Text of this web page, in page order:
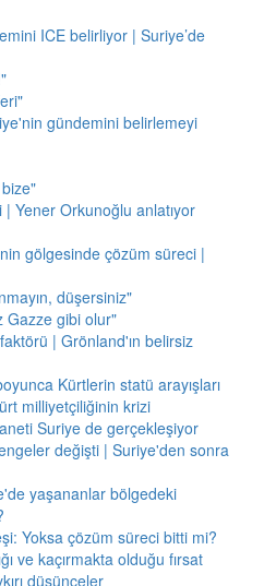
ICE belirliyor | Suriye’de
gündemini belirlemeyi
Yener Orkunoğlu anlatıyor
gölgesinde çözüm süreci |
düşersiniz"
Gazze gibi olur"
| Grönland'ın belirsiz
Kürtlerin statü arayışları
milliyetçiliğinin krizi
Suriye de gerçekleşiyor
değişti | Suriye'den sonra
yaşananlar bölgedeki
Yoksa çözüm süreci bitti mi?
ve kaçırmakta olduğu fırsat
düşünceler